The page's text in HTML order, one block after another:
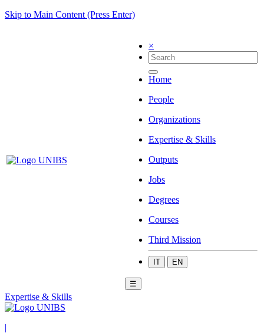
Skip to Main Content (Press Enter)
×
Home
People
Organizations
Expertise & Skills
Outputs
Jobs
Degrees
Courses
Third Mission
IT EN
☰
Expertise & Skills
|